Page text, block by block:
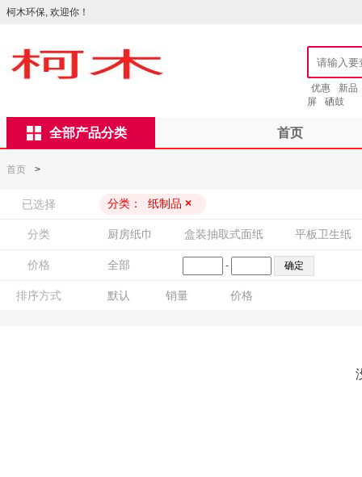
柯木环保, 欢迎你！
优惠
新品
屏
硒鼓
全部产品分类 首页
首页 >
已选择 分类： 纸制品 ×
分类 厨房纸巾 盒装抽取式面纸 平板卫生纸
价格 全部 -
排序方式 默认 销量 价格